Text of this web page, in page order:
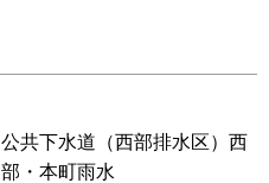
公共下水道（西部排水区）西
部・本町雨水